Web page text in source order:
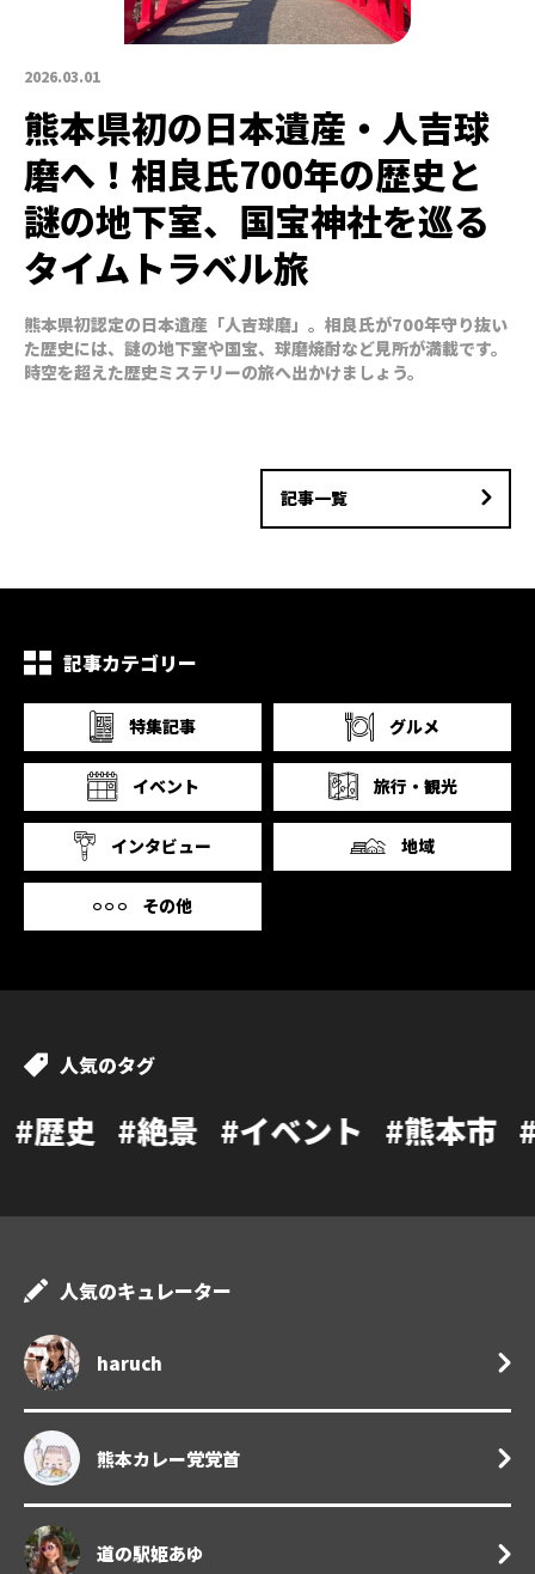
2026.03.01
熊本県初の日本遺産・人吉球
磨へ！相良氏700年の歴史と
謎の地下室、国宝神社を巡る
タイムトラベル旅
熊本県初認定の日本遺産「人吉球磨」。相良氏が700年守り抜い
た歴史には、謎の地下室や国宝、球磨焼酎など見所が満載です。
時空を超えた歴史ミステリーの旅へ出かけましょう。
記事一覧
記事カテゴリー
特集記事 グルメ
イベント 旅行・観光
インタビュー 地域
その他
人気のタグ
景 #イベント #熊本市 #カフェ
人気のキュレーター
haruch
熊本カレー党党首
道の駅姫あゆ